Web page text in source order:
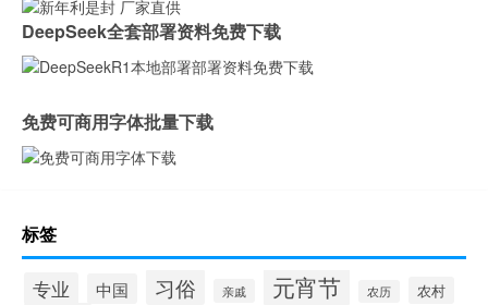
DeepSeek全套部署资料免费下载
免费可商用字体批量下载
标签
专业 中国 习俗 亲戚 元宵节 农历 农村